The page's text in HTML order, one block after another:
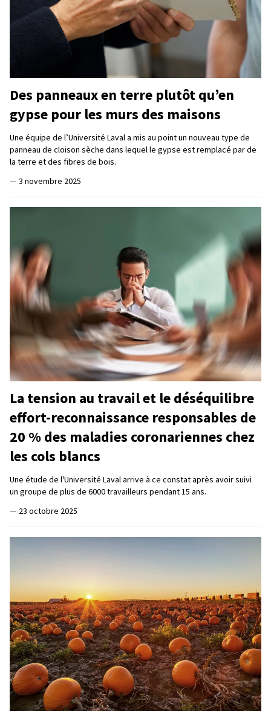
Des panneaux en terre plutôt qu’en
gypse pour les murs des maisons
Une équipe de l’Université Laval a mis au point un nouveau type de
panneau de cloison sèche dans lequel le gypse est remplacé par de
la terre et des fibres de bois.
— 3 novembre 2025
La tension au travail et le déséquilibre
effort-reconnaissance responsables de
20 % des maladies coronariennes chez
les cols blancs
Une étude de l'Université Laval arrive à ce constat après avoir suivi
un groupe de plus de 6000 travailleurs pendant 15 ans.
— 23 octobre 2025